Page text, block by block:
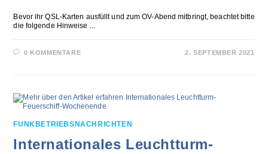
Bevor ihr QSL-Karten ausfüllt und zum OV-Abend mitbringt, beachtet bitte
die folgende Hinweise ...
0 KOMMENTARE 2. SEPTEMBER 2021
FUNKBETRIEBSNACHRICHTEN
Internationales Leuchtturm-